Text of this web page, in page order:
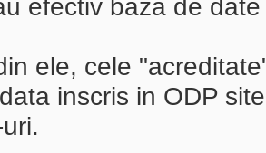
efectiv baza de
ele, cele
inscris in ODP